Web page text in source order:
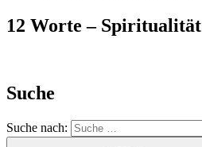
12 Worte – Spiritualität
Suche
Suche nach: